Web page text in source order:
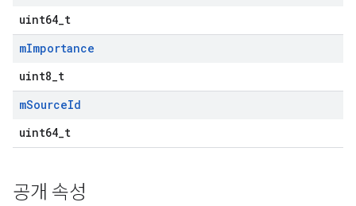
uint64_t
mImportance
uint8_t
mSourceId
uint64_t
공개 속성